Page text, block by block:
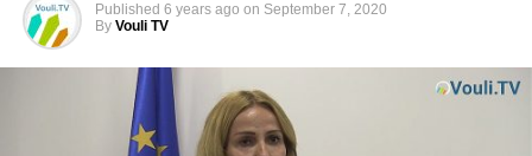
Published 6 years ago on September 7, 2020
By Vouli TV